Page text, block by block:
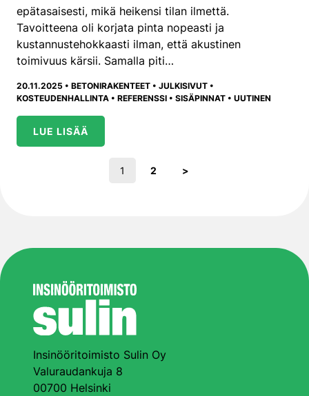
epätasaisesti, mikä heikensi tilan ilmettä.
Tavoitteena oli korjata pinta nopeasti ja
kustannustehokkaasti ilman, että akustinen
toimivuus kärsii. Samalla piti…
20.11.2025 • BETONIRAKENTEET • JULKISIVUT •
KOSTEUDENHALLINTA • REFERENSSI • SISÄPINNAT • UUTINEN
LUE LISÄÄ
Artikkelien sivutus
Sivu
1 Sivu
2 >
Insinööritoimisto Sulin Oy
Valuraudankuja 8
00700 Helsinki